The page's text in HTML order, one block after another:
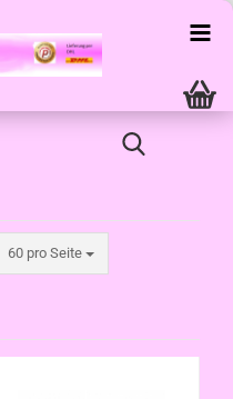
60 pro Seite
pro Seite